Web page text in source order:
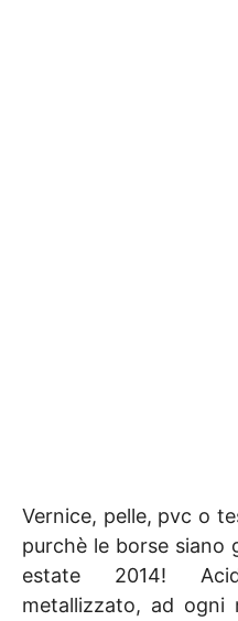
Vernice, pelle, pvc o
purchè le borse siano
estate 2014!
metallizzato, ad